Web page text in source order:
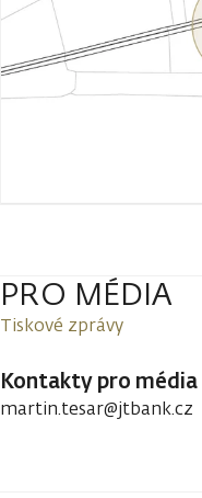
PRO MÉDIA
Tiskové zprávy
Kontakty pro média
martin.tesar@jtbank.cz